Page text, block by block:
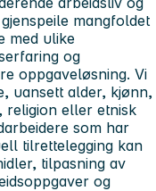
mangfoldet
med ulike
og
oppgaveløsning. Vi
uansett alder, kjønn,
religion eller etnisk
som har
tilrettelegging kan
tilpasning av
og